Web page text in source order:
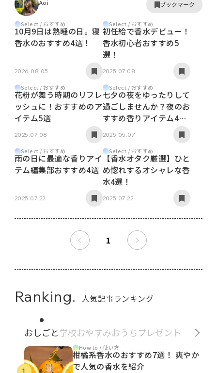
Aoi
ブックマーク
Select / おすすめ
10月9日は熟睡の日。寝
香水のおすすめ4選！
2026.08.05
Select / おすすめ
初任給で香水デビュー！
香水初心者おすすめ5
選！
2025.07.08
Select / おすすめ
花粉が舞う時期のリフレ
ッシュに！おすすめのア
イテム5選
2025.07.08
Select / おすすめ
七夕の夜をゆったりして
過ごしませんか？夜のお
すすめ香りアイテム4
2025.05.07
Select / おすすめ
雨の日に最適な香りアイ
テム編集部おすすめ4選
2025.07.22
Select / おすすめ
【香水オタク厳選】ひと
め惚れするオシャレな香
水4選！
2025.07.22
1
Ranking. 人気記事ランキング
おしごと学校おやすみおうち プレゼント
How to / 使い方
柑橘系香水のおすすめ7選！ 爽やか
で人気の香水を紹介